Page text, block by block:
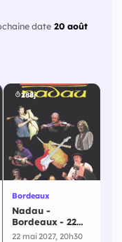
date20 août
288j
Bordeaux
Nadau -
Bordeaux - 22
mai 2027
22 mai 2027, 20h30